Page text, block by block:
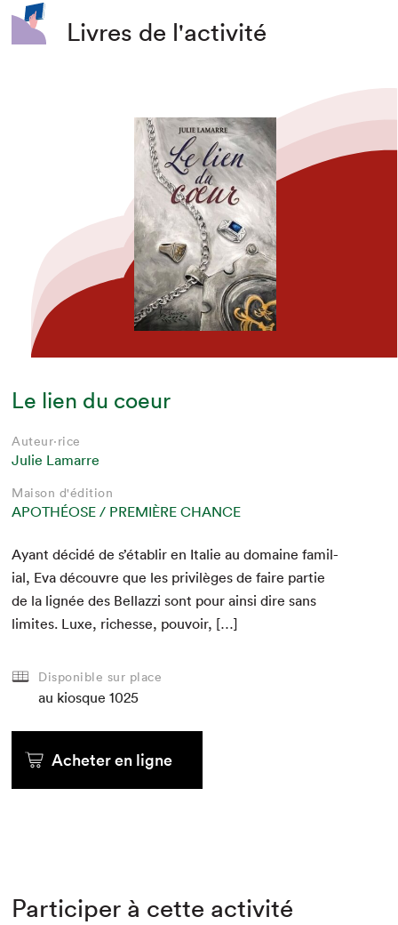
Livres de l'activité
Le lien du coeur
Auteur·rice
Julie Lamarre
Maison d'édition
APOTHÉOSE / PREMIÈRE CHANCE
Ayant décidé de s’établir en Ital­ie au domaine famil­
ial, Eva décou­vre que les priv­ilèges de faire par­tie
de la lignée des Bel­lazzi sont pour ain­si dire sans
lim­ites. Luxe, richesse, pouvoir, […]
Disponible sur place
au kiosque 1025
Acheter en ligne
Participer à cette activité